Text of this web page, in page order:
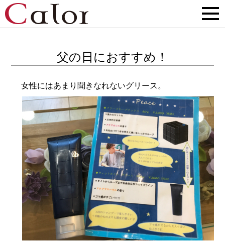
父の日におすすめ！
女性にはあまり聞きなれないグリース。